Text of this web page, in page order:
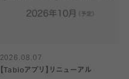
2026.08.07
【Tabioアプリ】リニューアル